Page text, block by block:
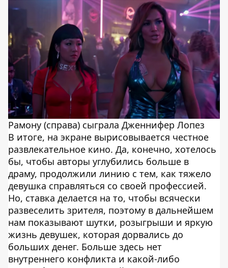
Рамону (справа) сыграла Дженнифер Лопез
В итоге, на экране вырисовывается честное
развлекательное кино. Да, конечно, хотелось
бы, чтобы авторы углубились больше в
драму, продолжили линию с тем, как тяжело
девушка справляться со своей профессией.
Но, ставка делается на то, чтобы всячески
развеселить зрителя, поэтому в дальнейшем
нам показывают шутки, розыгрыши и яркую
жизнь девушек, которая дорвались до
больших денег. Больше здесь нет
внутреннего конфликта и какой-либо